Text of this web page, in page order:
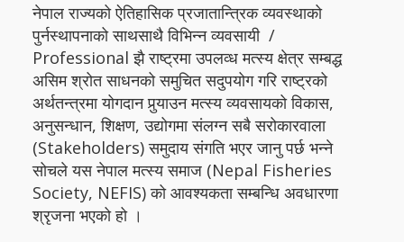
नेपाल राज्यको ऐतिहासिक प्रजातान्त्रिक व्यवस्थाको
पुर्नस्थापनाको साथसाथै विभिन्न व्यवसायी /
Professional झै राष्ट्रमा उपलव्ध मत्स्य क्षेत्र सम्बद्ध
असिम श्रोत साधनको समुचित सदुपयोग गरि राष्ट्रको
अर्थतन्त्रमा योगदान पुर्‍याउन मत्स्य व्यवसायको विकास,
अनुसन्धान, शिक्षण, उद्योगमा संलग्न सबै सरोकारवाला
(Stakeholders) समुदाय संगति भएर जानु पर्छ भन्ने
सोचले यस नेपाल मत्स्य समाज (Nepal Fisheries
Society, NEFIS) को आवश्यकता सम्बन्धि अवधारणा
श्रृजना भएको हो ।